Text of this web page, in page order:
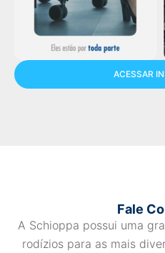
ACESSAR
Fale
A Schioppa possui uma
rodízios para as mais